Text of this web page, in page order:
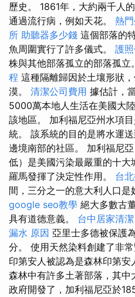
歷史。 1861年，大約兩千人
通過流行病，例如天花。 熱
所 助聽器多少錢 這個部落的
魚周圍實行了許多儀式。 護
株與其他部落孤立的部落孤立
程 這種隔離歸因於土壤形狀
漠。 清潔公司費用 據估計，
5000萬本地人生活在美國大
該地區。 加利福尼亞州水項
統。 該系統的目的是將水運
邊境南部的社區。 加利福尼
低）是美國污染最嚴重的十
羅馬發揮了決定性作用。 台
間，三分之一的意大利人口是
google seo教學 絕大多數古
具有道德意義。 台中居家清潔
漏水 原因 亞里士多德被保護
分。 使用天然染料創建了非
印第安人被認為是森林印第
森林中有許多土著部落，其中
政府開發了，加利福尼亞於